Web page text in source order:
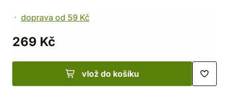
doprava od 59 Kč
269 Kč
vlož do košíku